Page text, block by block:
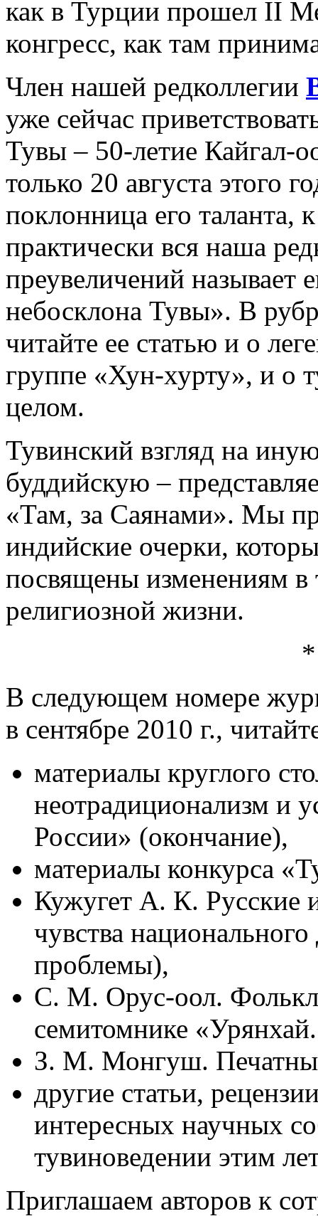
как в Турции прошел II
конгресс, как там
Член нашей редколлегии
уже сейчас
Тувы – 50-ле­тие Кайгал-
только 20 августа этого
поклонница его таланта,
практически вся наша
преувеличений называет
небосклона Тувы». В
читайте ее статью и о
группе «Хун-хурту», и о
целом.
Тувинский взгляд на
буддийскую –
«Там, за Саянами». Мы
индийские очерки,
посвящены изменениям в
религиозной жизни.
В следующем номере
в сентябре 2010 г.,
материалы круглого
неотрадиционализм и
России» (окончание),
материалы конкурса
Кужугет А. К. Русские
чувства
проблемы),
С. М. Орус-оол.
семитомнике
З. М. Монгуш.
другие статьи,
интересных научных
тувиноведении этим
Приглашаем авторов к